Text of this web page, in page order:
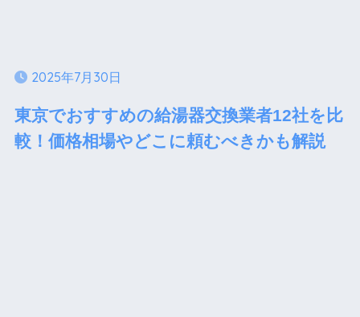
2025年7月30日
東京でおすすめの給湯器交換業者12社を比
較！価格相場やどこに頼むべきかも解説